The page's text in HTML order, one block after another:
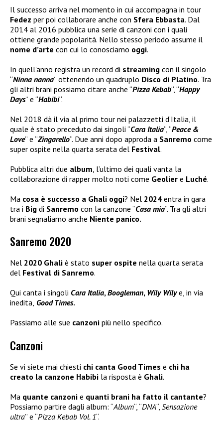
Il successo arriva nel momento in cui accompagna in tour
Fedez per poi collaborare anche con Sfera Ebbasta. Dal
2014 al 2016 pubblica una serie di canzoni con i quali
ottiene grande popolarità. Nello stesso periodo assume il
nome d’arte con cui lo conosciamo oggi.
In quell’anno registra un record di streaming con il singolo
“Ninna nanna” ottenendo un quadruplo Disco di Platino. Tra
gli altri brani possiamo citare anche “Pizza Kebab“, “Happy
Days” e “Habibi“.
Nel 2018 dà il via al primo tour nei palazzetti d’Italia, il
quale è stato preceduto dai singoli “Cara Italia“, “Peace &
Love” e “Zingarello“. Due anni dopo approda a Sanremo come
super ospite nella quarta serata del Festival.
Pubblica altri due album , l’ultimo dei quali vanta la
collaborazione di rapper molto noti come Geolier e Luché.
Ma cosa è successo a Ghali oggi? Nel 2024entra in gara
tra i Big di Sanremo con la canzone “Casa mia“. Tra gli altri
brani segnaliamo anche Niente panico.
Sanremo 2020
Nel 2020 Ghali è stato super ospite nella quarta serata
del Festival di Sanremo.
Qui canta i singoli Cara Italia,Boogleman, Wily Wilye, in via
inedita, Good Times.
Passiamo alle sue canzoni più nello specifico.
Canzoni
Se vi siete mai chiesti chi canta Good Times e chi ha
creato la canzone Habibi la risposta è Ghali.
Ma quante canzoni e quanti brani ha fatto il cantante?
Possiamo partire dagli album: “Album“, “DNA“, Sensazione
ultra” e “Pizza Kebab Vol. 1“.